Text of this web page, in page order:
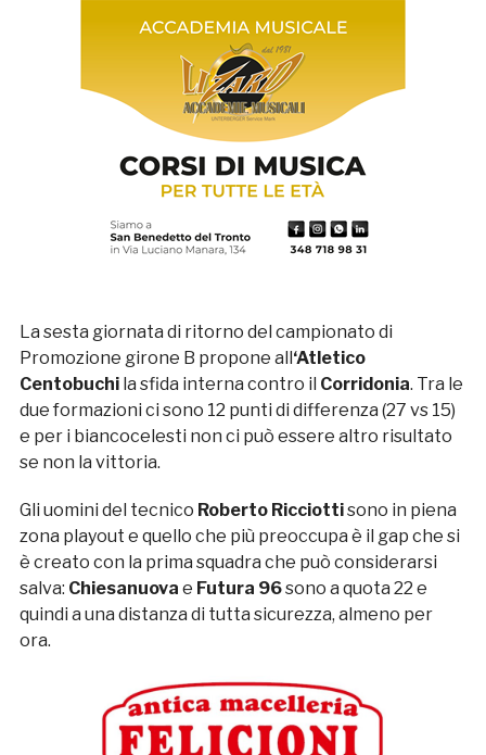
La sesta giornata di ritorno del campionato di
Promozione girone B propone all ‘Atletico
Centobuchila sfida interna contro il Corridonia. Tra le
due formazioni ci sono 12 punti di differenza (27 vs 15)
e per i biancocelesti non ci può essere altro risultato
se non la vittoria.
Gli uomini del tecnico Roberto Ricciottisono in piena
zona playout e quello che più preoccupa è il gap che si
è creato con la prima squadra che può considerarsi
salva: Chiesanuova e Futura 96sono a quota 22 e
quindi a una distanza di tutta sicurezza, almeno per
ora.